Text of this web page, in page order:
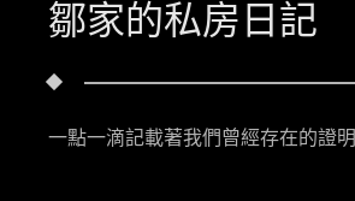
鄒家的私房日記
一點一滴記載著我們曾經存在的證明